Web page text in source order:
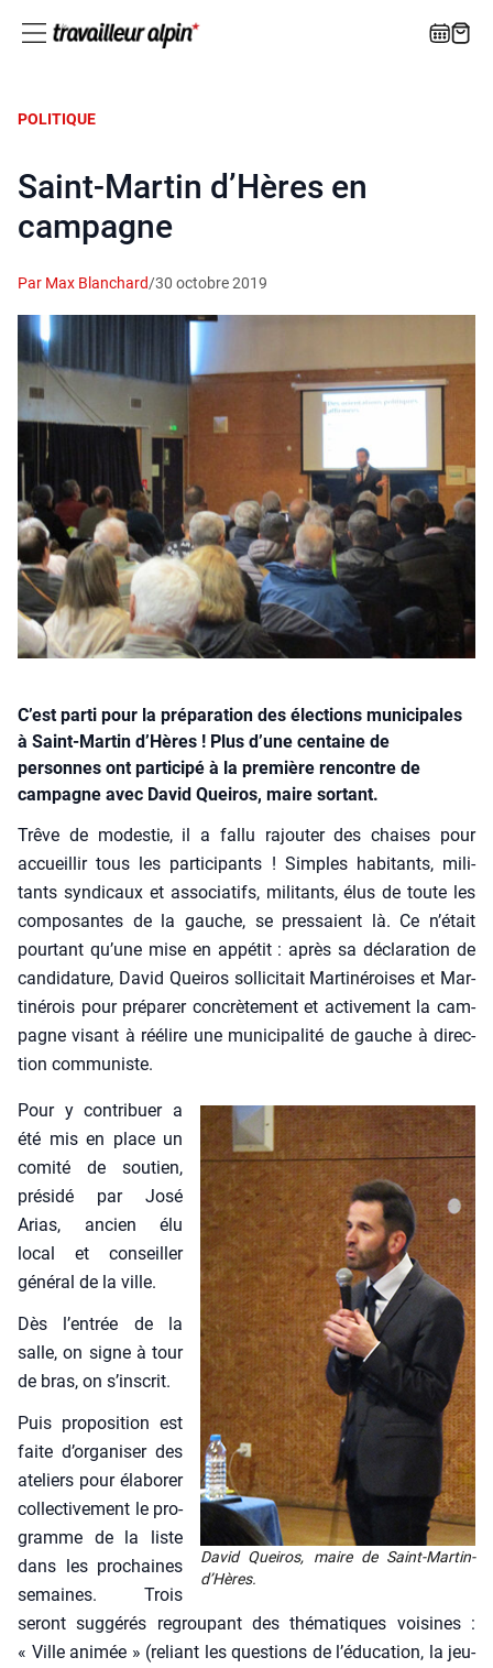
POLITIQUE
Saint-Martin d’Hères en
campagne
Par Max Blanchard/30 octobre 2019
C’est parti pour la préparation des élections municipales
à Saint-Martin d’Hères ! Plus d’une centaine de
personnes ont participé à la première rencontre de
campagne avec David Queiros, maire sortant.
Trêve de modes­tie, il a fal­lu rajou­ter des chaises pour
accueillir tous les par­ti­ci­pants ! Simples habi­tants, mili­
tants syn­di­caux et asso­cia­tifs, mili­tants, élus de toute les
com­po­santes de la gauche, se pres­saient là. Ce n’était
pour­tant qu’une mise en appé­tit : après sa décla­ra­tion de
can­di­da­ture, David Quei­ros sol­li­ci­tait Mar­ti­né­roises et Mar­
ti­né­rois pour pré­pa­rer concrè­te­ment et acti­ve­ment la cam­
pagne visant à réélire une muni­ci­pa­li­té de gauche à direc­
tion com­mu­niste.
David Quei­ros, maire de Saint-Mar­tin-
d’Hères.
Pour y contri­buer a
été mis en place un
comi­té de sou­tien,
pré­si­dé par José
Arias, ancien élu
local et conseiller
géné­ral de la ville.
Dès l’entrée de la
salle, on signe à tour
de bras, on s’inscrit.
Puis pro­po­si­tion est
faite d’organiser des
ate­liers pour éla­bo­rer
col­lec­ti­ve­ment le pro­
gramme de la liste
dans les pro­chaines
semaines. Trois
seront sug­gé­rés regrou­pant des thé­ma­tiques voi­sines :
« Ville ani­mée » (reliant les ques­tions de l’éducation, la jeu­